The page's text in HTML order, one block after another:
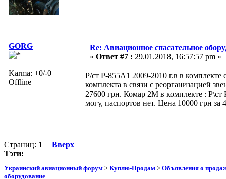
GORG
Karma: +0/-0
Offline
Re: Авиационное спасательное
« Ответ #7 : 29.01.2018, 16:57:57 pm »
Р/ст Р-855А1 2009-2010 г.в в
комплекта в связи с реорганизацией
27600 грн. Комар 2М в комплекте : Р\ст
могу, паспортов нет. Цена 10000 грн
Страниц: 1 | Вверх
Тэги:
Украинский авиационный форум > Куплю-Продам > Объявления о
оборудование